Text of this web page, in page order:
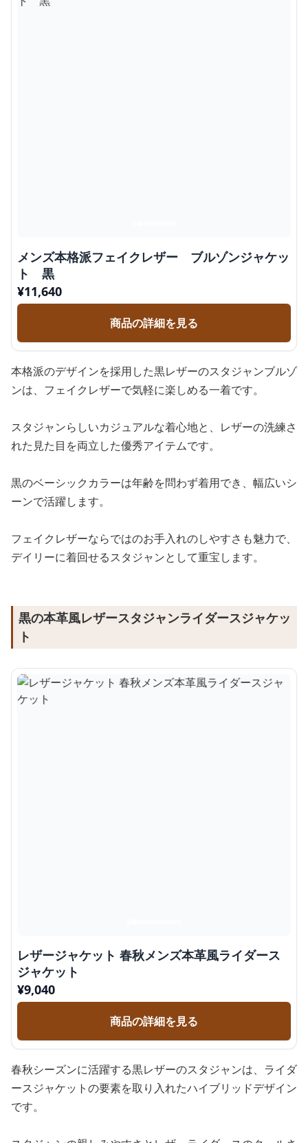
メンズ本格派フェイクレザー ブルゾンジャケッ
ト 黒
¥11,640
商品の詳細を見る
本格派のデザインを採用した黒レザーのスタジャンブルゾ
ンは、フェイクレザーで気軽に楽しめる一着です。
スタジャンらしいカジュアルな着心地と、レザーの洗練さ
れた見た目を両立した優秀アイテムです。
黒のベーシックカラーは年齢を問わず着用でき、幅広いシ
ーンで活躍します。
フェイクレザーならではのお手入れのしやすさも魅力で、
デイリーに着回せるスタジャンとして重宝します。
黒の本革風レザースタジャンライダースジャケッ
ト
レザージャケット 春秋メンズ本革風ライダース
ジャケット
¥9,040
商品の詳細を見る
春秋シーズンに活躍する黒レザーのスタジャンは、ライダ
ースジャケットの要素を取り入れたハイブリッドデザイン
です。